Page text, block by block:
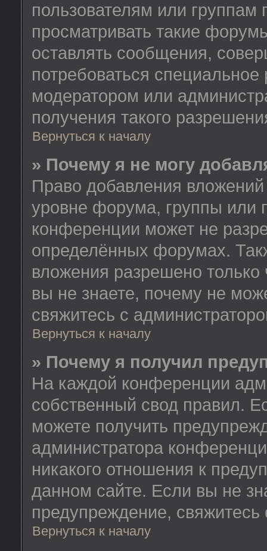
пользователям или группам
просматривать такие
оставлять сообщения,
потребоваться
модератором или
получения такого
Вернуться к началу
» Почему я не могу
Право добавления
уровне форума, группы или
конференции может не
определённых форумах.
вложения разрешено
вы не знаете, почему не
свяжитесь с
Вернуться к началу
» Почему я получил
На каждой конференции
собственный свод правил.
можете получить
администратора
никакого отношения к
данном сайте. Если вы не
предупреждение,
Вернуться к началу